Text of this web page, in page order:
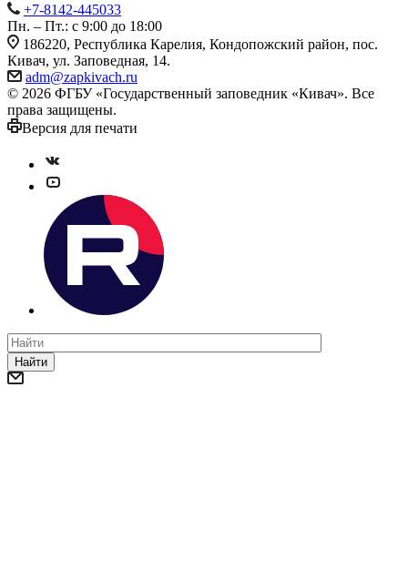
+7-8142-445033
Пн. – Пт.: с 9:00 до 18:00
186220, Республика Карелия, Кондопожский район, пос.
Кивач, ул. Заповедная, 14.
adm@zapkivach.ru
© 2026 ФГБУ «Государственный заповедник «Кивач». Все
права защищены.
Версия для печати
Найти